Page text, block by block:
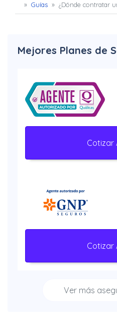
Gastos
Mayores
» Guías » ¿Dónde contratar
Mejores Planes de
Cotizar
Cotizar
Ver más